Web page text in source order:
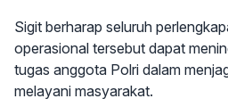
Sigit berharap seluruh
operasional tersebut dapat
tugas anggota Polri dalam
melayani masyarakat.